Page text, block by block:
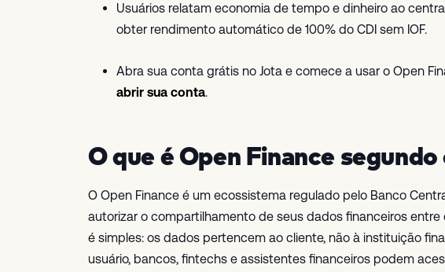
Usuários relatam economia de tempo e dinheiro ao
obter rendimento automático de 100% do CDI sem IOF.
Abra sua conta grátis no Jota e comece a usar o Open
abrir sua conta.
O que é Open Finance
O Open Finance é um ecossistema regulado pelo Banco
autorizar o compartilhamento de seus dados financeiros
é simples: os dados pertencem ao cliente, não à instituição
usuário, bancos, fintechs e assistentes financeiros podem